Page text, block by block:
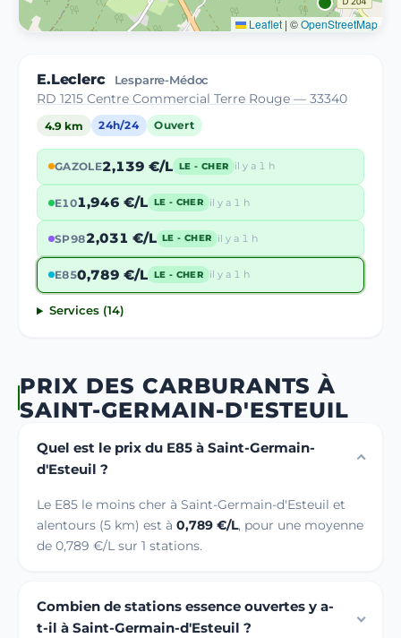
Leaflet | ©OpenStreetMap
E.Leclerc Lesparre-Médoc
RD 1215 Centre Commercial Terre Rouge — 33340
4.9 km 24h/24 Ouvert
GAZOLE2,139 €/L LE - CHER il y a 1 h
E101,946 €/L LE - CHER il y a 1 h
SP982,031 €/L LE - CHER il y a 1 h
E850,789 €/L LE - CHER il y a 1 h
Services (14)
PRIX DES CARBURANTS À
SAINT-GERMAIN-D'ESTEUIL
Quel est le prix du E85 à Saint-Germain-
d'Esteuil ?
Le E85 le moins cher à Saint-Germain-d'Esteuil et
alentours (5 km) est à 0,789 €/L, pour une moyenne
de 0,789 €/L sur 1 stations.
Combien de stations essence ouvertes y a-
t-il à Saint-Germain-d'Esteuil ?